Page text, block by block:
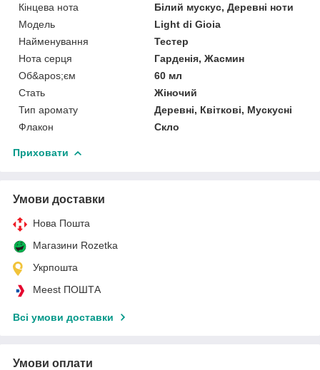
Кінцева нота
Білий мускус, Деревні ноти
Мoдель
Light di Gioia
Найменування
Тестер
Нота серця
Гарденія, Жасмин
Об&apos;єм
60 мл
Стать
Жіночий
Тип аромату
Деревні, Квіткові, Мускусні
Флакон
Скло
Приховати
Умови доставки
Нова Пошта
Магазини Rozetka
Укрпошта
Meest ПОШТА
Всі умови доставки
Умови оплати